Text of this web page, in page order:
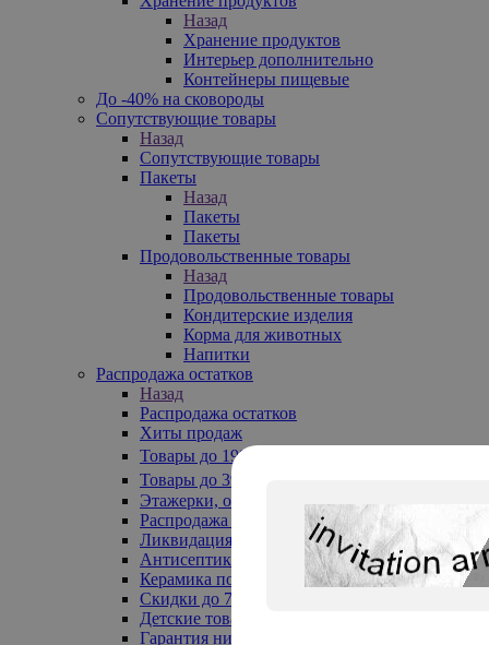
Назад
Хранение продуктов
Интерьер дополнительно
Контейнеры пищевые
До -40% на сковороды
Сопутствующие товары
Назад
Сопутствующие товары
Пакеты
Назад
Пакеты
Пакеты
Продовольственные товары
Назад
Продовольственные товары
Кондитерские изделия
Корма для животных
Напитки
Распродажа остатков
Назад
Распродажа остатков
Хиты продаж
Товары до 199₽
Товары до 399₽
Этажерки, обувницы
Распродажа текстиля до -50%
Ликвидация до -70%
Антисептики
Керамика по 129 руб
Скидки до 70%
Детские товары
Гарантия низкой цены